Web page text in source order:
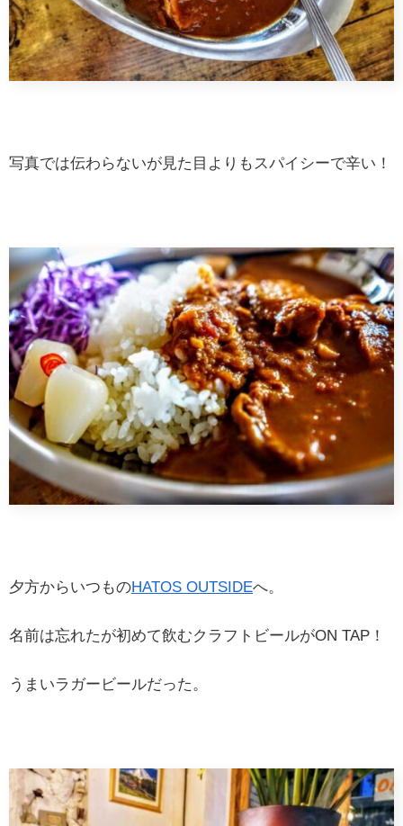
写真では伝わらないが見た目よりもスパイシーで辛い！
夕方からいつものHATOS OUTSIDEへ。
名前は忘れたが初めて飲むクラフトビールがON TAP！
うまいラガービールだった。